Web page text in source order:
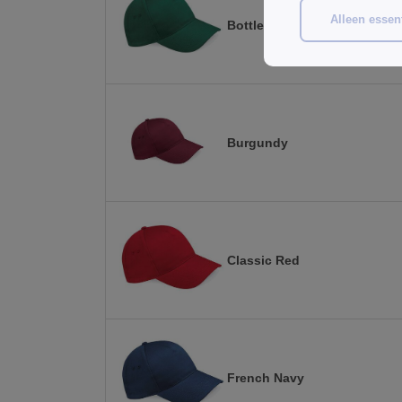
Bottle Green
Burgundy
Classic Red
French Navy
Alleen